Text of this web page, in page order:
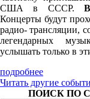
США в СССР.
Концерты будут
радио- трансляции,
легендарных
услышать только в
подробнее
Читать другие
ПОИСК ПО